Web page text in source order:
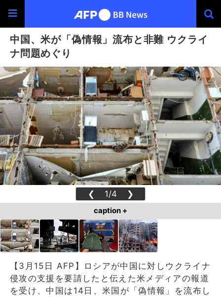
中国、米が「偽情報」流布と非難 ウクライ
ナ問題めぐり
❮ 1/4 ❯
caption +
【3月15日 AFP】ロシアが中国に対しウクライナ
侵攻の支援を要請したと伝えた米メディアの報道
を受け、中国は14日、米国が「偽情報」を流布し